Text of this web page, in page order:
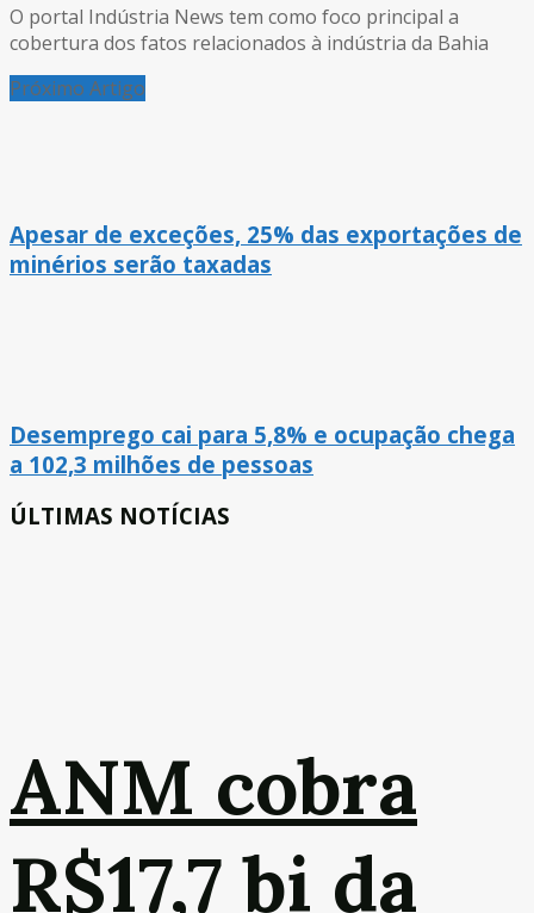
O portal Indústria News tem como foco principal a
cobertura dos fatos relacionados à indústria da Bahia
Próximo Artigo
Apesar de exceções, 25% das exportações de
minérios serão taxadas
Desemprego cai para 5,8% e ocupação chega
a 102,3 milhões de pessoas
ÚLTIMAS NOTÍCIAS
ANM cobra
R$17,7 bi da